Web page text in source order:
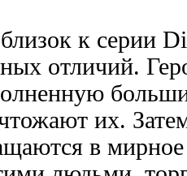
к серии
отличий.
их.
в